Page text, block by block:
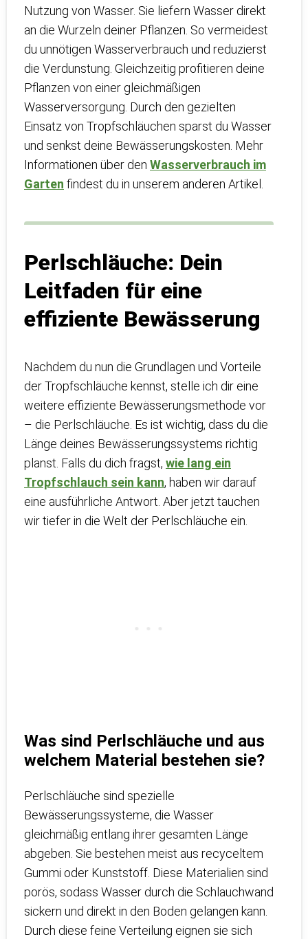
Nutzung von Wasser. Sie liefern Wasser direkt
an die Wurzeln deiner Pflanzen. So vermeidest
du unnötigen Wasserverbrauch und reduzierst
die Verdunstung. Gleichzeitig profitieren deine
Pflanzen von einer gleichmäßigen
Wasserversorgung. Durch den gezielten
Einsatz von Tropfschläuchen sparst du Wasser
und senkst deine Bewässerungskosten. Mehr
Informationen über den Wasserverbrauch im
Garten findest du in unserem anderen Artikel.
Perlschläuche: Dein
Leitfaden für eine
effiziente Bewässerung
Nachdem du nun die Grundlagen und Vorteile
der Tropfschläuche kennst, stelle ich dir eine
weitere effiziente Bewässerungsmethode vor
– die Perlschläuche. Es ist wichtig, dass du die
Länge deines Bewässerungssystems richtig
planst. Falls du dich fragst, wie lang ein
Tropfschlauch sein kann, haben wir darauf
eine ausführliche Antwort. Aber jetzt tauchen
wir tiefer in die Welt der Perlschläuche ein.
Was sind Perlschläuche und aus
welchem Material bestehen sie?
Perlschläuche sind spezielle
Bewässerungssysteme, die Wasser
gleichmäßig entlang ihrer gesamten Länge
abgeben. Sie bestehen meist aus recyceltem
Gummi oder Kunststoff. Diese Materialien sind
porös, sodass Wasser durch die Schlauchwand
sickern und direkt in den Boden gelangen kann.
Durch diese feine Verteilung eignen sie sich